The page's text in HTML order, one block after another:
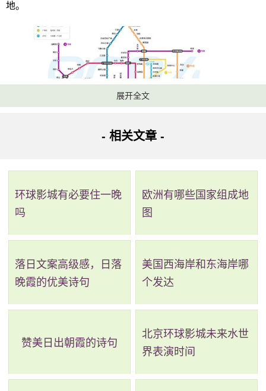
地。
地铁5号线（杨箕站 至 科韵路站）->
步行->大学城专线1路（琶洲大桥北站 至 广外站）->步行 ->
到达。
详细路线：从起点到杨箕站乘地铁5号线(文冲方向)经过6
站到科韵路站(A口)；步行637米；琶洲大桥北站乘大学城专
线1路(大学城广大总站方向)经过5站到广外站；步行642米到
展开全文
- 相关文章 -
环球影城有必要住一晚
吗
欧洲有哪些国家组成地
图
落日文案高级感，日落
晚霞的优美诗句
美国西海岸和东海岸哪
个发达
赞美日出朝霞的诗句
北京环球影城未来水世
界表演时间